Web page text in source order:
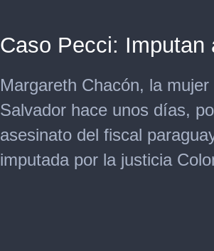
Caso Pecci: Imputan
Margareth Chacón, la
Salvador hace unos días,
asesinato del fiscal
imputada por la justicia